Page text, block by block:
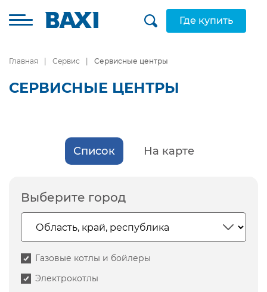
Где купить
Главная Сервис Сервисные центры
СЕРВИСНЫЕ ЦЕНТРЫ
Список На карте
Выберите город
Газовые котлы и бойлеры
Электрокотлы